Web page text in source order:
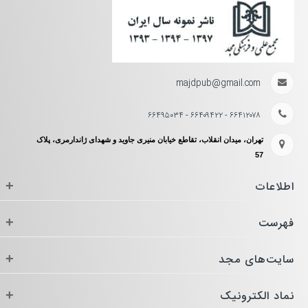
majdpub@gmail.com
۶۶۴۱۲۰۷۸ - ۶۶۴۰۹۴۲۲ - ۶۶۴۹۵۰۳۴
تهران، میدان انقلاب، تقاطع خیابان منیری جاوید و شهدای ژاندارمری، پلاک
57
اطلاعات +
فهرست +
سایت‌های مجد +
نماد الکترونیک +